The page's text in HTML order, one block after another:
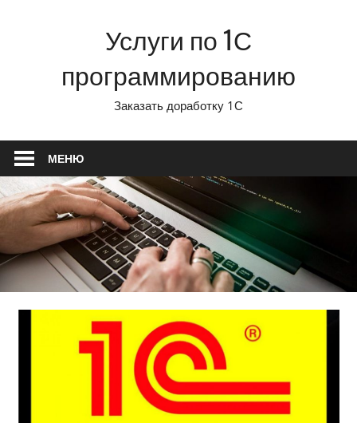
Услуги по 1С
программированию
Заказать доработку 1С
МЕНЮ